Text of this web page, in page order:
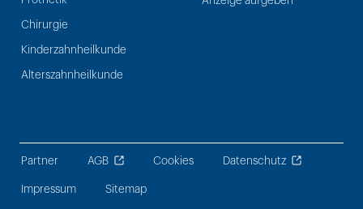
Chirurgie
Kinderzahnheilkunde
Alterszahnheilkunde
Partner AGB Cookies Datenschutz
Impressum Sitemap